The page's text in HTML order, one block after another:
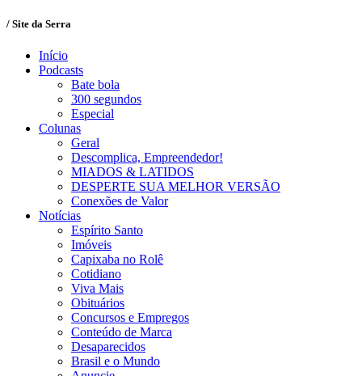
/ Site da Serra
Início
Podcasts
Bate bola
300 segundos
Especial
Colunas
Geral
Descomplica, Empreendedor!
MIADOS & LATIDOS
DESPERTE SUA MELHOR VERSÃO
Conexões de Valor
Notícias
Espírito Santo
Imóveis
Capixaba no Rolê
Cotidiano
Viva Mais
Obituários
Concursos e Empregos
Conteúdo de Marca
Desaparecidos
Brasil e o Mundo